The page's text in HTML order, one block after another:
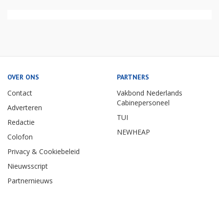
OVER ONS
Contact
Adverteren
Redactie
Colofon
Privacy & Cookiebeleid
Nieuwsscript
Partnernieuws
PARTNERS
Vakbond Nederlands
Cabinepersoneel
TUI
NEWHEAP